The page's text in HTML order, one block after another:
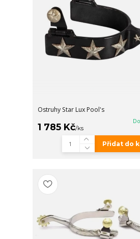
Ostruhy Star Lux Pool's
1 785 Kč/ks
Přidat do